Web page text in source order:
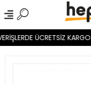
ÜCRETSİZ KARGO!